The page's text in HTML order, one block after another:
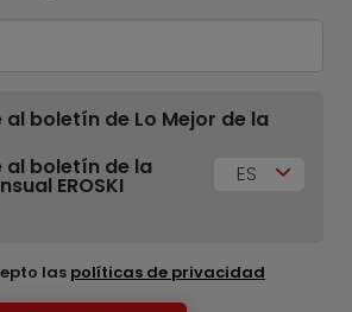
boletín de Lo Mejor de la
al boletín de la
EROSKI ES
las políticas de privacidad